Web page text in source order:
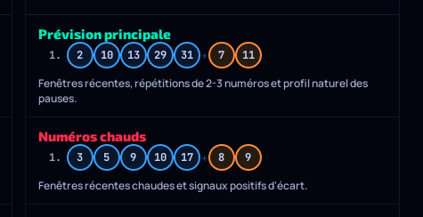
Prévision principale
1. 2 10 13 29 31 + 7 11
Fenêtres récentes, répétitions de 2-3 numéros et profil naturel des
pauses.
Numéros chauds
1. 3 5 9 10 17 + 8 9
Fenêtres récentes chaudes et signaux positifs d'écart.